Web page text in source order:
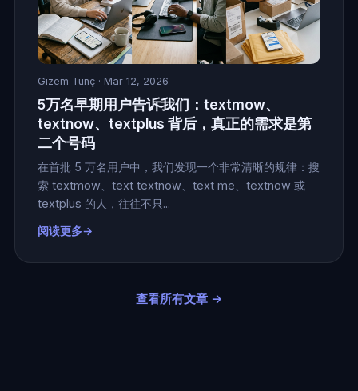
Gizem Tunç· Mar 12, 2026
5万名早期用户告诉我们：textmow、
textnow、textplus 背后，真正的需求是第
二个号码
在首批 5 万名用户中，我们发现一个非常清晰的规律：搜
索 textmow、text textnow、text me、textnow 或
textplus 的人，往往不只...
阅读更多→
查看所有文章 →